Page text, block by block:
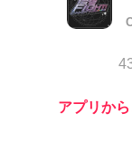
アプリか